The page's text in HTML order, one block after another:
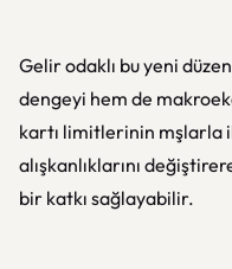
Gelir odaklı bu yeni
dengeyi hem de
kartı limitlerinin mşlarla
alışkanlıklarını
bir katkı sağlayabilir.